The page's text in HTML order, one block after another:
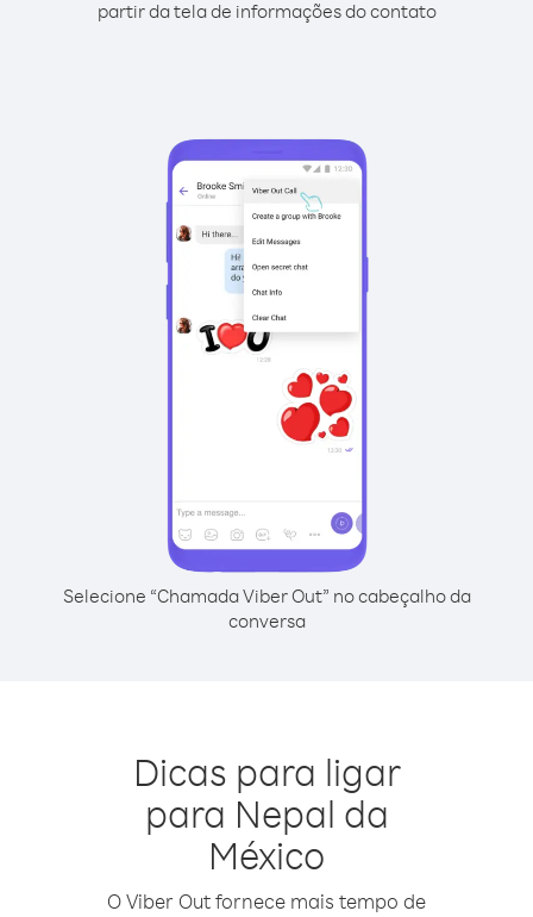
partir da tela de informações do contato
Selecione “Chamada Viber Out” no cabeçalho da
conversa
Dicas para ligar
para Nepal da
México
O Viber Out fornece mais tempo de